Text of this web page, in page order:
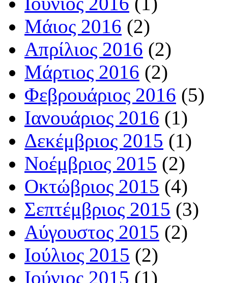
Μάιος 2016 (2)
Απρίλιος 2016 (2)
Μάρτιος 2016 (2)
Φεβρουάριος 2016 (5)
Ιανουάριος 2016 (1)
Δεκέμβριος 2015 (1)
Νοέμβριος 2015 (2)
Οκτώβριος 2015 (4)
Σεπτέμβριος 2015 (3)
Αύγουστος 2015 (2)
Ιούλιος 2015 (2)
Ιούνιος 2015 (1)